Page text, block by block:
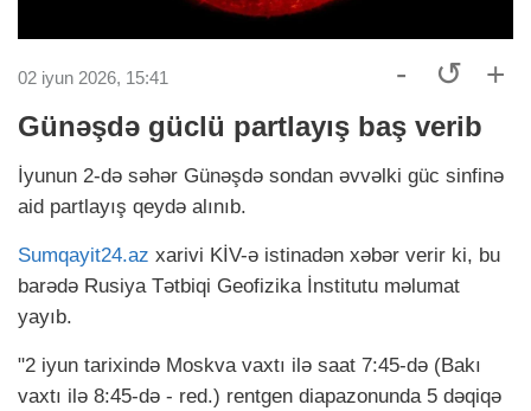
02 iyun 2026, 15:41 - ↺ +
Günəşdə güclü partlayış baş verib
İyunun 2-də səhər Günəşdə sondan əvvəlki güc sinfinə
aid partlayış qeydə alınıb.
Sumqayit24.az xarivi KİV-ə istinadən xəbər verir ki, bu
barədə Rusiya Tətbiqi Geofizika İnstitutu məlumat
yayıb.
"2 iyun tarixində Moskva vaxtı ilə saat 7:45-də (Bakı
vaxtı ilə 8:45-də - red.) rentgen diapazonunda 5 dəqiqə